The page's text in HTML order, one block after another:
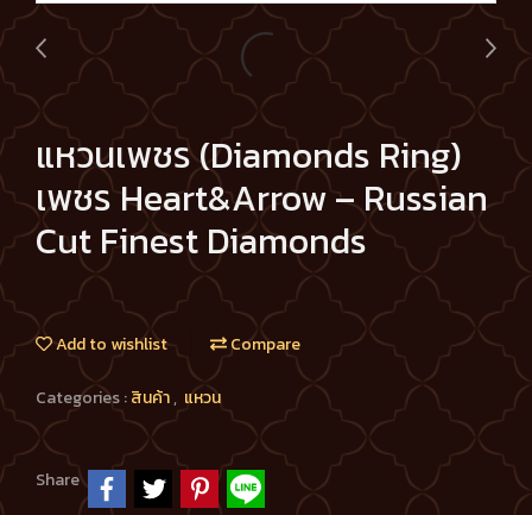
แหวนเพชร (Diamonds Ring)
เพชร Heart&Arrow – Russian
Cut Finest Diamonds
Add to wishlist Compare
Categories :สินค้า, แหวน
Share